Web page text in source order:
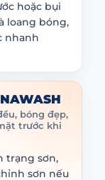
hoặc bụi
loang bóng,
nhanh
bóng đẹp,
trước khi
trạng sơn,
sơn nếu